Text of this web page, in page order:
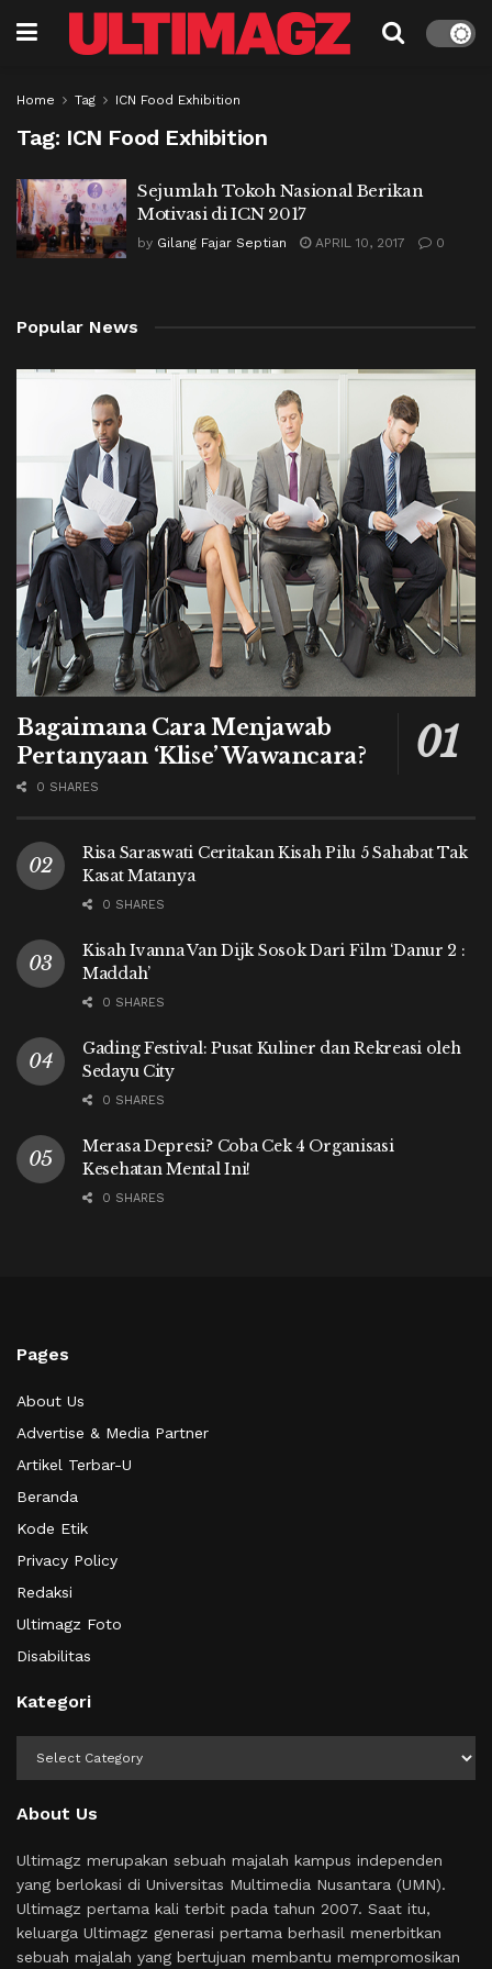
Home Tag ICN Food Exhibition
Tag: ICN Food Exhibition
Sejumlah Tokoh Nasional Berikan
Motivasi di ICN 2017
by Gilang Fajar Septian APRIL 10, 2017 0
Popular News
Bagaimana Cara Menjawab
Pertanyaan ‘Klise’ Wawancara?
0 SHARES
Risa Saraswati Ceritakan Kisah Pilu 5 Sahabat Tak
Kasat Matanya
0 SHARES
Kisah Ivanna Van Dijk Sosok Dari Film ‘Danur 2 :
Maddah’
0 SHARES
Gading Festival: Pusat Kuliner dan Rekreasi oleh
Sedayu City
0 SHARES
Merasa Depresi? Coba Cek 4 Organisasi
Kesehatan Mental Ini!
0 SHARES
Pages
About Us
Advertise & Media Partner
Artikel Terbar-U
Beranda
Kode Etik
Privacy Policy
Redaksi
Ultimagz Foto
Disabilitas
Kategori
About Us
Ultimagz merupakan sebuah majalah kampus independen
yang berlokasi di Universitas Multimedia Nusantara (UMN).
Ultimagz pertama kali terbit pada tahun 2007. Saat itu,
keluarga Ultimagz generasi pertama berhasil menerbitkan
sebuah majalah yang bertujuan membantu mempromosikan